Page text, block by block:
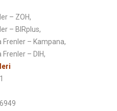
– ZOH,
– BIRplus,
Frenler – Kampana,
Frenler – DIH,